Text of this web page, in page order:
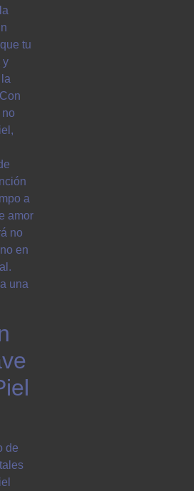
tu
y
a
amor
no
en
de